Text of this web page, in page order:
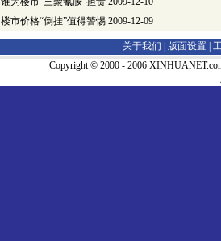
楼市价格“倒挂”值得警惕 2009-12-09
关于我们 | 版面设置
Copyright © 2000 - 2006